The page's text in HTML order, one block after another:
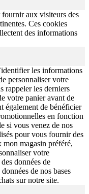
aux visiteurs des
Ces cookies
des informations
les informations
personnaliser votre
rappeler les derniers
votre panier avant de
également de bénéficier
en fonction
si vous venez de nos
pour vous fournir des
magasin préféré,
votre
données de
de nos bases
sur notre site.